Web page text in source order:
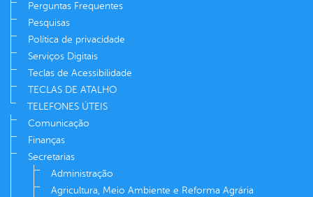
Perguntas Frequentes
Pesquisas
Política de privacidade
Serviços Digitais
Teclas de Acessibilidade
TECLAS DE ATALHO
TELEFONES ÚTEIS
Comunicação
Finanças
Secretarias
Administração
Agricultura, Meio Ambiente e Reforma Agrária